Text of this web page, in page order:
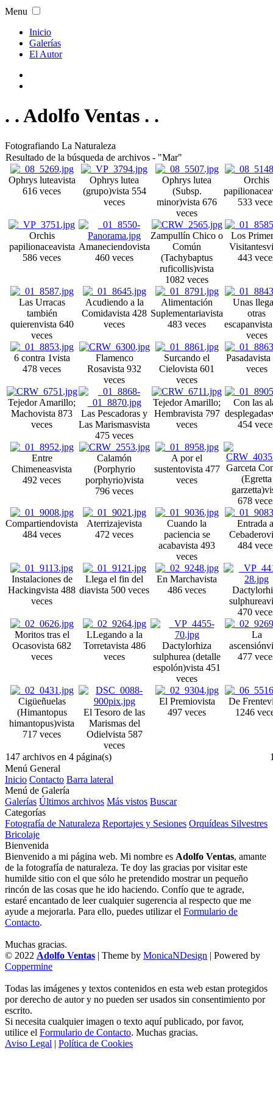
Menu
Inicio
Galerías
El Autor
. . Adolfo Ventas . .
Fotografiando La Naturaleza
Resultado de la búsqueda de archivos - "Mar"
Ophrys luteavista
616 veces
Ophrys lutea
(grupo)vista 554
veces
Ophrys lutea
(Subsp.
minor)vista 676
veces
Orchis
papilionacea
533
Orchis
papilionaceavista
586 veces
Amaneciendovista
460 veces
Zampullín Chico o
Común
(Tachybaptus
ruficollis)vista
1082 veces
Los
Visitantes
443
Las Urracas
también
quierenvista 640
veces
Acudiendo a la
Comidavista 428
veces
Alimentación
Suplementariavista
483 veces
Unas
otras
escapan
veces
6 contra 1vista
478 veces
Flamenco
Rosavista 932
veces
Surcando el
Cielovista 601
veces
Pasadavista
veces
Tejedor Amarillo;
Machovista 873
veces
Las Pescadoras y
Las Marismasvista
475 veces
Tejedor Amarillo;
Hembravista 797
veces
Con las
desplegadas
454
Entre
Chimeneasvista
492 veces
Calamón
(Porphyrio
porphyrio)vista
796 veces
A por el
sustentovista 477
veces
Garceta
(Egretta
garzetta)
678
Compartiendovista
484 veces
Aterrizajevista
472 veces
Cuando la
paciencia se
acabavista 493
veces
Entrada
Cebadero
484
Instalaciones de
Hackingvista 488
veces
Llega el fin del
diavista 500 veces
En Marchavista
486 veces
sulphurea
470
Moritos tras el
Ocasovista 682
veces
LLegando a la
Torretavista 486
veces
Dactylorhiza
sulphurea (detalle
espolón)vista 451
veces
La
ascensión
477
Cigüeñuelas
(Himantopus
himantopus)vista
717 veces
El Tesoro de las
Marismas del
Odielvista 587
veces
El Premiovista
497 veces
De Frente
1246
147 archivos en 4 página(s)
Menú General
Inicio Contacto Barra lateral
Menú de Galería
Galerías Últimos archivos Más vistos Buscar
Categorías
Fotografía de Naturaleza Reportajes y Sesiones Orquídeas Silvestres
Bricolaje
Bienvenida
Bienvenido a mi página web. Mi nombre es Adolfo Ventas, amante
de la fotografía de naturaleza. Te doy las gracias por visitar este
humilde sitio con el que sólo he pretendido mostrar un pequeño
rincón de las cosas que he ido haciendo. Confío que te agrade,
estaré encantado de leer cualquier sugerencia al respecto que me
ayude a mejorarla. Para ello, puedes utilizar el Formulario de
Contacto.
Muchas gracias.
© 2022 Adolfo Ventas | Theme by MonicaNDesign | Powered by
Coppermine
Todas las imágenes y textos contenidos en esta web estan protegidos
por derecho de autor y no pueden ser usados sin consentimiento por
escrito.
Si necesita cualquier imagen o texto aquí publicado, por favor,
utilice el Formulario de Contacto. Muchas gracias.
Aviso Legal | Política de Cookies